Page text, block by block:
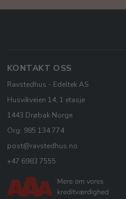
KONTAKT OSS
Ravstedhus - Edeltek AS
Husvikveien 14, 1 etasje
1443 Drøbak Norge
Org: 985 134 774
post@ravstedhus.no
+47 6983 7555